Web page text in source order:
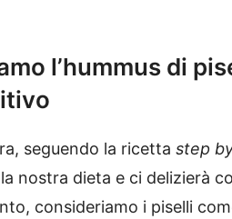
l’hummus di
seguendo la ricetta step
nostra dieta e ci delizierà
consideriamo i piselli